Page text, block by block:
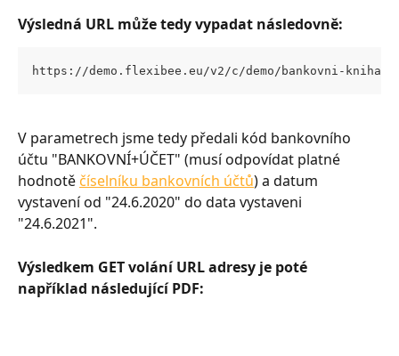
Výsledná URL může tedy vypadat následovně:
https://demo.flexibee.eu/v2/c/demo/bankovni-
V parametrech jsme tedy předali kód bankovního
účtu "BANKOVNÍ+ÚČET" (musí odpovídat platné
hodnotě číselníku bankovních účtů) a datum
vystavení od "24.6.2020" do data vystaveni
"24.6.2021".
Výsledkem GET volání URL adresy je poté
například následující PDF: